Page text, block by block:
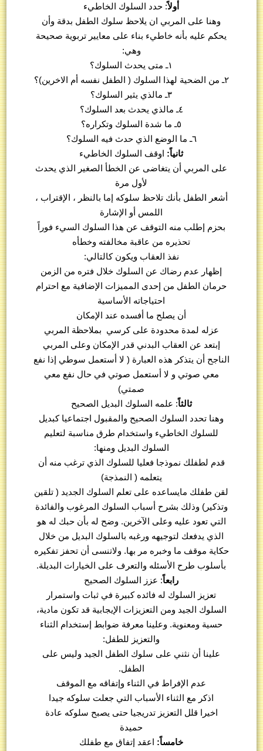
أولاً: حدد السلوك الخاطيء
وهنا على المربي ان يلاحظ سلوك الطفل بدقة وأن
يحكم عليه بأنه خاطيء بناء على معايير تربوية صحيحة
وهي:
١ـ متى يحدث السلوك؟
٢ـ من الضحية لهذا السلوك ( الطفل نفسه أم الاخرين)؟
٣ـ مالذي يثير السلوك؟
٤ـ مالذي يحدث بعد السلوك؟
٥ـ ما شدة السلوك وتكراره؟
٦ـ ما الوضع الذي حدث فيه السلوك؟
ثانياً: اوقف السلوك الخاطيء
على المربي أن يتغاضى عن الخطأ الصغير الذي يحدث
لأول مرة
أشعر الطفل بأنك تلاحظ سلوكه إما بالنظر ، الإقتراب ،
اللمس أو الإشارة
بحزم إطلب منه التوقف عن هذا السلوك السيء فوراً
تحذيره من عاقبة مخالفته وخطأه
نفذ العقاب ويكون كالتالي:
إظهار عدم رضاك عن السلوك خلال فتره من الزمن
حرمان الطفل من إحدى المميزات الإضافية مع احترام
احتياجاته الأساسية
أن يصلح ما أفسده عند الإمكان
عزله لمدة محدودة على كرسي بملاحظة المربي
إبتعد عن العقاب البدني قدر الإمكان وعلى المربي
الناجح أن يتذكر هذه العبارة ( لا أستعمل سوطي إذا نفع
معي صوتي و لا أستعمل صوتي في حال نفع معي
صمتي)
ثالثاً: علمه السلوك البديل الصحيح
وهنا تحدد السلوك الصحيح والمقبول اجتماعيا كبديل
للسلوك الخاطيء واستخدام طرق مناسبة لتعليم
السلوك البديل ومنها:
قدم لطفلك نموذجا فعليا للسلوك الذي ترغب منه أن
يتعلمه ( النمذجة)
لقن طفلك مايساعده على تعلم السلوك الجديد ( تلقين
وتذكير) وذلك بشرح أسباب السلوك المرغوب والفائدة
التي تعود عليه وعلى الآخرين. وضح له بأن حبك له هو
الذي يدفعك لتوجيهه ورغبه بالسلوك البديل من خلال
حكاية موقف ما وخبره مر بها. ولاتنسى أن تحفز تفكيره
بأسلوب طرح الأسئله والتعرف على الخيارات البديلة.
رابعاً: عزز السلوك الصحيح
تعزيز السلوك له فائده كبيرة في ثبات واستمرار
السلوك الجيد ومن التعزيزات الإيجابية قد تكون مادية،
حسية ومعنوية. وعلينا معرفة ضوابط إستخدام الثناء
والتعزيز للطفل:
علينا أن نثني على سلوك الطفل الجيد وليس على
الطفل.
عدم الإفراط في الثناء وإتفاقه مع الموقف
اذكر مع الثناء الأسباب التي جعلت سلوكه جيدا
اخيرا قلل التعزيز تدريجيا حتى يصبح سلوكه عادة
حميدة
خامساً: اعقد إتفاق مع طفلك